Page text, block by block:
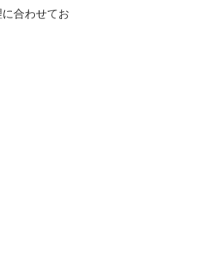
合わせてお